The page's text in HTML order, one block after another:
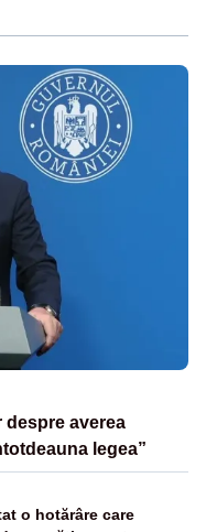
despre averea
legea”
o hotărâre care